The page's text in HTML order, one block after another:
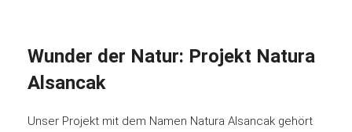
Wunder der Natur: Projekt Natura
Alsancak
Unser Projekt mit dem Namen Natura Alsancak gehört